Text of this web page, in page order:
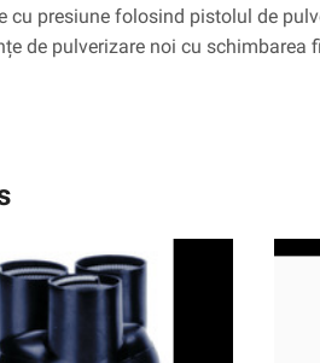
cu presiune folosind pistolul de
de pulverizare noi cu schimbarea